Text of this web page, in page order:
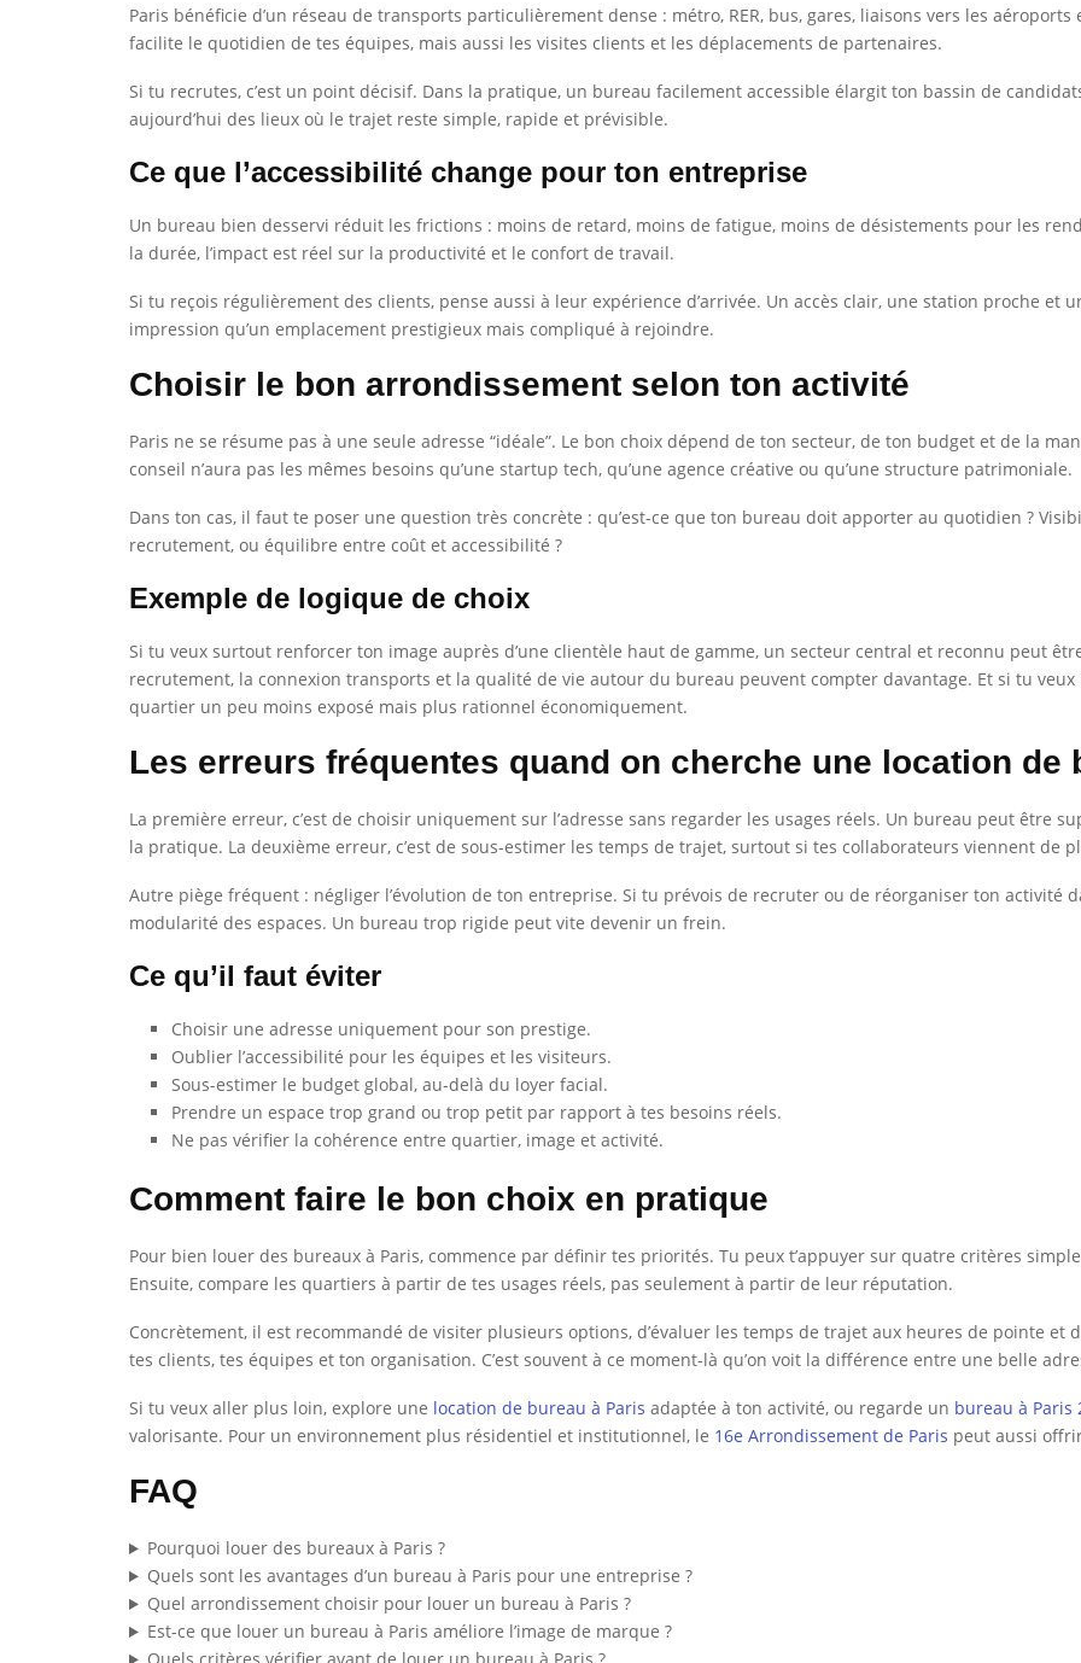
Paris bénéficie d’un réseau de transports particulièrement dense : métro, RER, bus, gares, liaisons vers les
facilite le quotidien de tes équipes, mais aussi les visites clients et les déplacements de partenaires.
Si tu recrutes, c’est un point décisif. Dans la pratique, un bureau facilement accessible élargit ton bassin de
aujourd’hui des lieux où le trajet reste simple, rapide et prévisible.
Ce que l’accessibilité change pour ton entreprise
Un bureau bien desservi réduit les frictions : moins de retard, moins de fatigue, moins de désistements pour les
la durée, l’impact est réel sur la productivité et le confort de travail.
Si tu reçois régulièrement des clients, pense aussi à leur expérience d’arrivée. Un accès clair, une station proche
impression qu’un emplacement prestigieux mais compliqué à rejoindre.
Choisir le bon arrondissement selon ton activité
Paris ne se résume pas à une seule adresse “idéale”. Le bon choix dépend de ton secteur, de ton budget et de la
conseil n’aura pas les mêmes besoins qu’une startup tech, qu’une agence créative ou qu’une structure patrimoniale.
Dans ton cas, il faut te poser une question très concrète : qu’est-ce que ton bureau doit apporter au quotidien ?
recrutement, ou équilibre entre coût et accessibilité ?
Exemple de logique de choix
Si tu veux surtout renforcer ton image auprès d’une clientèle haut de gamme, un secteur central et reconnu peut
recrutement, la connexion transports et la qualité de vie autour du bureau peuvent compter davantage. Et si tu
quartier un peu moins exposé mais plus rationnel économiquement.
Les erreurs fréquentes quand on cherche une location de
La première erreur, c’est de choisir uniquement sur l’adresse sans regarder les usages réels. Un bureau peut être
la pratique. La deuxième erreur, c’est de sous-estimer les temps de trajet, surtout si tes collaborateurs viennent de
Autre piège fréquent : négliger l’évolution de ton entreprise. Si tu prévois de recruter ou de réorganiser ton activité
modularité des espaces. Un bureau trop rigide peut vite devenir un frein.
Ce qu’il faut éviter
Choisir une adresse uniquement pour son prestige.
Oublier l’accessibilité pour les équipes et les visiteurs.
Sous-estimer le budget global, au-delà du loyer facial.
Prendre un espace trop grand ou trop petit par rapport à tes besoins réels.
Ne pas vérifier la cohérence entre quartier, image et activité.
Comment faire le bon choix en pratique
Pour bien louer des bureaux à Paris, commence par définir tes priorités. Tu peux t’appuyer sur quatre critères
Ensuite, compare les quartiers à partir de tes usages réels, pas seulement à partir de leur réputation.
Concrètement, il est recommandé de visiter plusieurs options, d’évaluer les temps de trajet aux heures de pointe
tes clients, tes équipes et ton organisation. C’est souvent à ce moment-là qu’on voit la différence entre une belle
Si tu veux aller plus loin, explore une location de bureau à Paris adaptée à ton activité, ou regarde un bureau à Paris
valorisante. Pour un environnement plus résidentiel et institutionnel, le 16e Arrondissement de Paris peut aussi
FAQ
Pourquoi louer des bureaux à Paris ?
Quels sont les avantages d’un bureau à Paris pour une entreprise ?
Quel arrondissement choisir pour louer un bureau à Paris ?
Est-ce que louer un bureau à Paris améliore l’image de marque ?